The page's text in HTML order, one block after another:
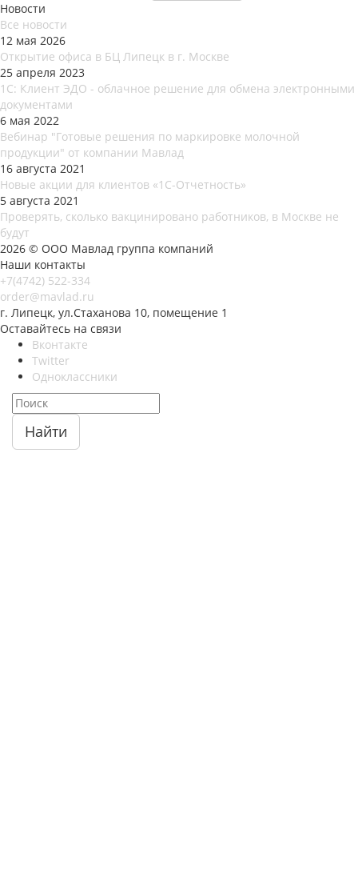
Новости
Все новости
12 мая 2026
Открытие офиса в БЦ Липецк в г. Москве
25 апреля 2023
1С: Клиент ЭДО - облачное решение для обмена электронными
документами
6 мая 2022
Вебинар "Готовые решения по маркировке молочной
продукции" от компании Мавлад
16 августа 2021
Новые акции для клиентов «1С-Отчетность»
5 августа 2021
Проверять, сколько вакцинировано работников, в Москве не
будут
2026 © ООО Мавлад группа компаний
Наши контакты
+7(4742) 522-334
order@mavlad.ru
г. Липецк, ул.Стаханова 10, помещение 1
Оставайтесь на связи
Вконтакте
Twitter
Одноклассники
Найти